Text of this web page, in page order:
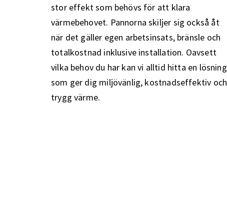
stor effekt som behövs för att klara
värmebehovet. Pannorna skiljer sig också åt
när det gäller egen arbetsinsats, bränsle och
totalkostnad inklusive installation. Oavsett
vilka behov du har kan vi alltid hitta en lösning
som ger dig miljövänlig, kostnadseffektiv och
trygg värme.